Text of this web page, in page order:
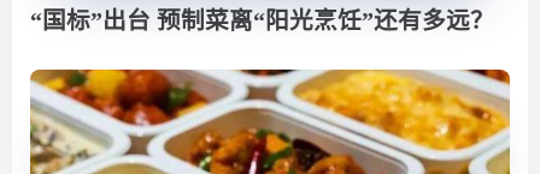
“国标”出台 预制菜离“阳光烹饪”还有多远？